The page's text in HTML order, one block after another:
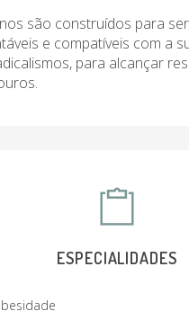
são construídos para
e compatíveis com a
para alcançar
ESPECIALIDADES